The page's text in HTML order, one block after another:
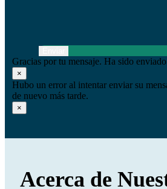
Gracias por tu mensaje. Ha sido
×
Hubo un error al intentar enviar su
de nuevo más tarde.
×
Acerca de